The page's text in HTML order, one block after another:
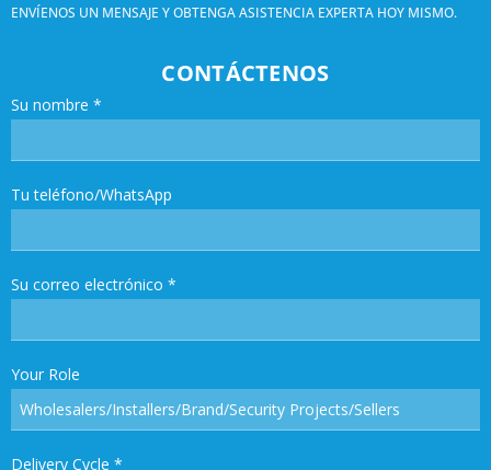
ENVÍENOS UN MENSAJE Y OBTENGA ASISTENCIA EXPERTA HOY MISMO.
CONTÁCTENOS
Su nombre *
Tu teléfono/WhatsApp
Su correo electrónico *
Your Role
Delivery Cycle *